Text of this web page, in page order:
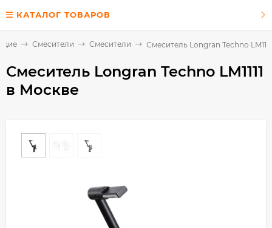
КАТАЛОГ ТОВАРОВ
Смесители Смесители Смеситель Longran Techno LM1111
Смеситель Longran Techno LM1111
в Москве